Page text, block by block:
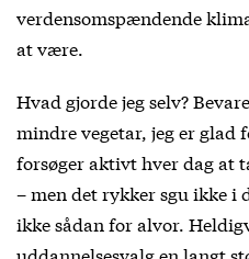
verdensomspændende
at være.
Hvad gjorde jeg selv?
mindre vegetar, jeg er glad
forsøger aktivt hver dag at
– men det rykker sgu ikke i
ikke sådan for alvor.
uddannelsesvalg en langt